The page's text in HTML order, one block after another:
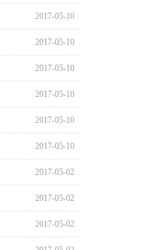
2017-05-10
2017-05-10
2017-05-10
2017-05-10
2017-05-10
2017-05-10
2017-05-02
2017-05-02
2017-05-02